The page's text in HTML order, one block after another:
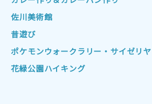
2022年7月
2022年4月
2022年1月 2021年12月 2021
2021年10月 2021年9月
佐川美術館
昔遊び
ポケモンウォークラリー・サイゼリヤ
花緑公園ハイキング